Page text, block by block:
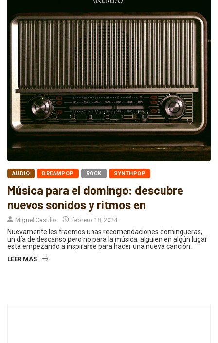
AUDIO DREAMPOP ROCK SYNTHPOP
Música para el domingo: descubre
nuevos sonidos y ritmos en
Miguel Castillo febrero 18, 2024
Nuevamente les traemos unas recomendaciones domingueras,
un día de descanso pero no para la música, alguien en algún lugar
esta empezando a inspirarse para hacer una nueva canción.
LEER MÁS